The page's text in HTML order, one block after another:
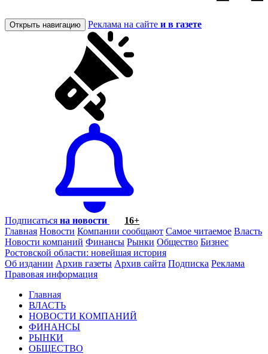
Открыть навигацию Реклама на сайте и в газете
Подписаться на новости
16+
Главная Новости Компании сообщают Самое читаемое Власть
Новости компаний Финансы Рынки Общество Бизнес
Ростовской области: новейшая история
Об издании Архив газеты Архив сайта Подписка Реклама
Правовая информация
Главная
ВЛАСТЬ
НОВОСТИ КОМПАНИЙ
ФИНАНСЫ
РЫНКИ
ОБЩЕСТВО